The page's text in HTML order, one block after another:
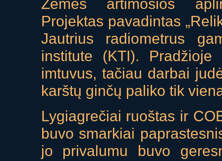
Žemės artimosios
Projektas pavadintas
Jautrius radiometrus
institute (KTI).
imtuvus, tačiau darbai
karštų ginčų paliko tik
Lygiagrečiai ruoštas ir
buvo smarkiai
jo privalumu buvo